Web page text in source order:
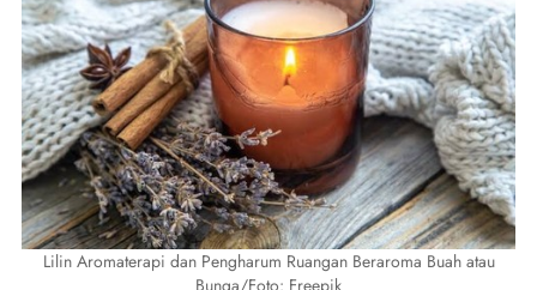
Lilin Aromaterapi dan Pengharum Ruangan Beraroma Buah atau